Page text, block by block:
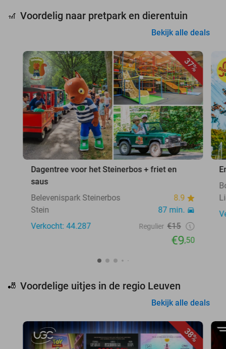
🎢 Voordelig naar pretpark en dierentuin
Bekijk alle deals
37%
Dagentree voor het Steinerbos + friet en
saus
Belevenispark Steinerbos
8.9
Stein
87 min.
Verkocht: 44.287
Regulier €15
€9,50
🎳 Voordelige uitjes in de regio Leuven
Bekijk alle deals
38%